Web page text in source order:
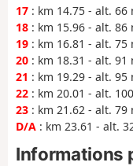
17 : km 14.75 - alt. 66
18 : km 15.96 - alt.
19 : km 16.81 - alt.
20 : km 18.31 - alt. 91
21 : km 19.29 - alt. 95
22 : km 20.01 - alt.
23 : km 21.62 - alt. 79
D/A : km 23.61 - alt.
Informations